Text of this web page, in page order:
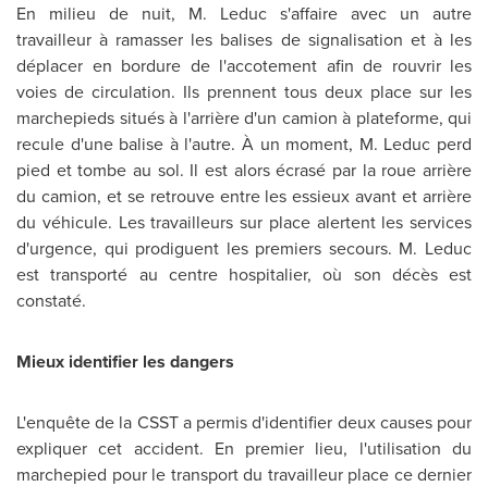
En milieu de nuit, M. Leduc s'affaire avec un autre
travailleur à ramasser les balises de signalisation et à les
déplacer en bordure de l'accotement afin de rouvrir les
voies de circulation. Ils prennent tous deux place sur les
marchepieds situés à l'arrière d'un camion à plateforme, qui
recule d'une balise à l'autre. À un moment, M. Leduc perd
pied et tombe au sol. Il est alors écrasé par la roue arrière
du camion, et se retrouve entre les essieux avant et arrière
du véhicule. Les travailleurs sur place alertent les services
d'urgence, qui prodiguent les premiers secours. M. Leduc
est transporté au centre hospitalier, où son décès est
constaté.
Mieux identifier les dangers
L'enquête de la CSST a permis d'identifier deux causes pour
expliquer cet accident. En premier lieu, l'utilisation du
marchepied pour le transport du travailleur place ce dernier